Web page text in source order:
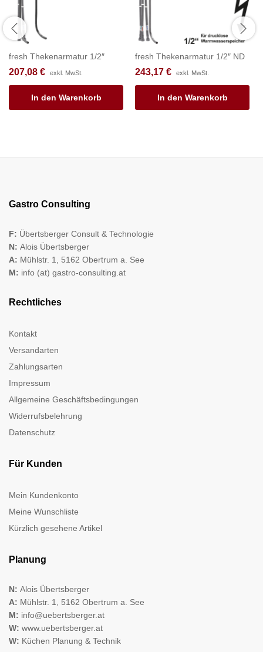
fresh Thekenarmatur 1/2″
207,08 € exkl. MwSt.
In den Warenkorb
fresh Thekenarmatur 1/2″ ND
243,17 € exkl. MwSt.
In den Warenkorb
Gastro Consulting
F: Übertsberger Consult & Technologie
N: Alois Übertsberger
A: Mühlstr. 1, 5162 Obertrum a. See
M: info (at) gastro-consulting.at
Rechtliches
Kontakt
Versandarten
Zahlungsarten
Impressum
Allgemeine Geschäftsbedingungen
Widerrufsbelehrung
Datenschutz
Für Kunden
Mein Kundenkonto
Meine Wunschliste
Kürzlich gesehene Artikel
Planung
N: Alois Übertsberger
A: Mühlstr. 1, 5162 Obertrum a. See
M: info@uebertsberger.at
W: www.uebertsberger.at
W: Küchen Planung & Technik